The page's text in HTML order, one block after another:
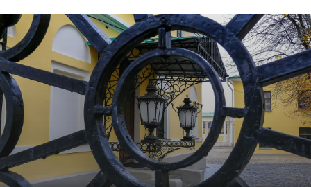
Образование
Общество
Погода
Праздники
Происшествия
Экономика и бизнес
ПРОЕКТЫ